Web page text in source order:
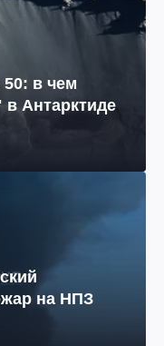
50: в чем
в Антарктиде
на НПЗ